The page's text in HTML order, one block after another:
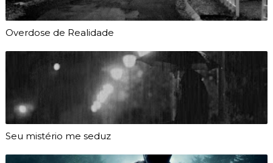
Overdose de Realidade
Seu mistério me seduz